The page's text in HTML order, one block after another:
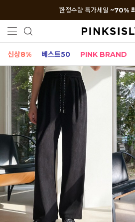
한정수량 특가세일 ~70%
신상8% 베스트50 PINK BRAND